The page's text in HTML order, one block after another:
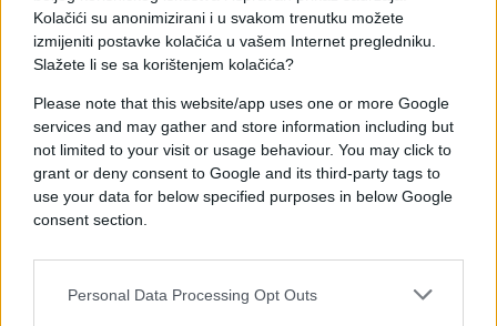
Kolačići su anonimizirani i u svakom trenutku možete
izmijeniti postavke kolačića u vašem Internet pregledniku.
Slažete li se sa korištenjem kolačića?
Please note that this website/app uses one or more Google
services and may gather and store information including but
not limited to your visit or usage behaviour. You may click to
grant or deny consent to Google and its third-party tags to
use your data for below specified purposes in below Google
consent section.
Personal Data Processing Opt Outs
područjima širom svijeta.",konstatovao je Tracy
Mincer, naučnik pri Woods Hole Oceanographic
Institution.